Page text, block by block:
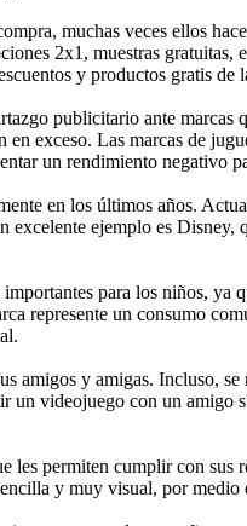
muchas veces ellos
2x1, muestras
y productos gratis de
publicitario ante
exceso. Las marcas de
un rendimiento negativo
en los últimos años.
ejemplo es Disney,
para los niños, ya
represente un consumo
amigos y amigas. Incluso,
videojuego con un amigo
les permiten cumplir con
y muy visual, por